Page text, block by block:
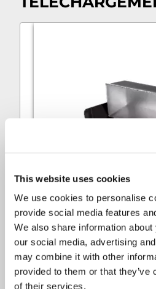
This website uses cookies
We use cookies to personalise
provide social media features
We also share information
our social media, advertising
may combine it with other
provided to them or that
of their services.